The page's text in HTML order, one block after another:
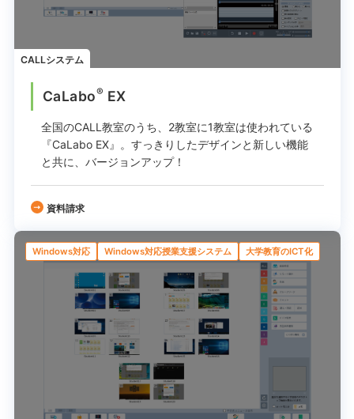
CALLシステム
CaLabo® EX
全国のCALL教室のうち、2教室に1教室は使われている
『CaLabo EX』。 すっきりしたデザインと新しい機能
と共に、バージョンアップ！
資料請求
Windows対応 Windows対応授業支援システム 大学教育のICT化